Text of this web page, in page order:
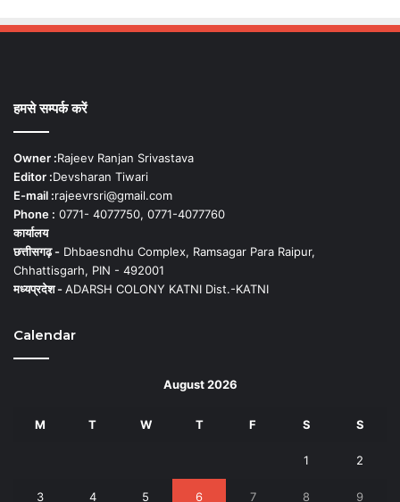
हमसे सम्पर्क करें
Owner :Rajeev Ranjan Srivastava
Editor :Devsharan Tiwari
E-mail :rajeevrsri@gmail.com
Phone : 0771- 4077750, 0771-4077760
कार्यालय
छत्तीसगढ़ - Dhbaesndhu Complex, Ramsagar Para Raipur,
Chhattisgarh, PIN - 492001
मध्यप्रदेश -ADARSH COLONY KATNI Dist.-KATNI
Calendar
August 2026
M T W T F S S
1 2
3 4 5 6 7 8 9